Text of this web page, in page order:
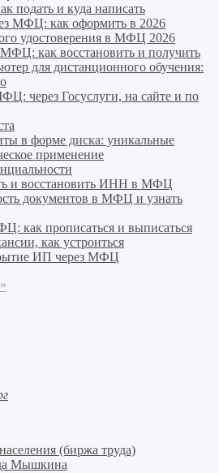
подать и куда написать
МФЦ: как оформить в 2026
удостоверения в МФЦ 2026
как восстановить и получить
для дистанционного обучения:
через Госуслуги, на сайте и по
в форме диска: уникальные
применение
и восстановить ИНН в МФЦ
документов в МФЦ и узнать
как прописаться и выписаться
как устроиться
ИП через МФЦ
(биржа труда)
Мышкина